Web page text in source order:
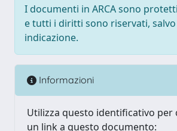
I documenti in ARCA sono
e tutti i diritti sono riservati,
indicazione.
Informazioni
Utilizza questo identificativo per
un link a questo documento: